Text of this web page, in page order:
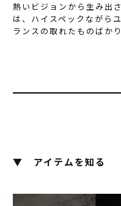
熱いビジョンから生み出
は、ハイスペックながら
ランスの取れたものばかり
▼ アイテムを知る